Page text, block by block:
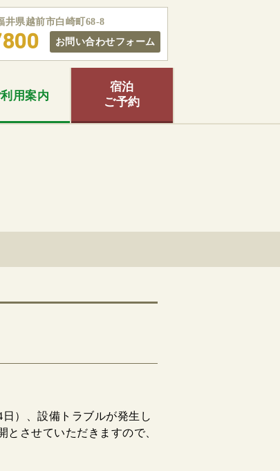
井県越前市白崎町68-8
お問い合わせフォーム
用案内
宿泊
ご予約
）、設備トラブルが発生し
させていただきますので、